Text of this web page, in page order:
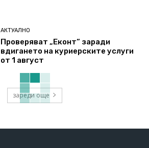
АКТУАЛНО
Проверяват „Еконт“ заради
вдигането на куриерските услуги
от 1 август
зареди още